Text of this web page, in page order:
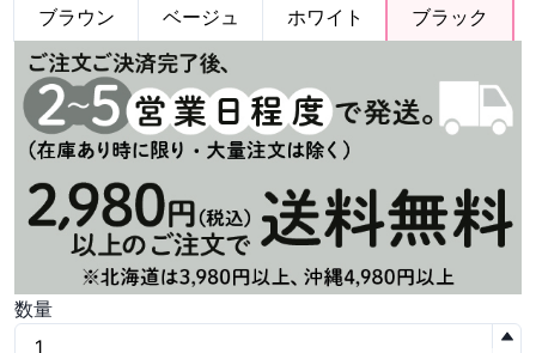
ブラウン
ベージュ ホワイト ブラック
数量